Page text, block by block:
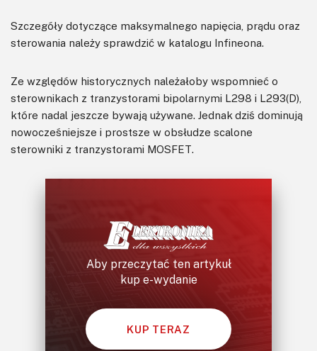
Szczegóły dotyczące maksymalnego napięcia, prądu oraz
sterowania należy sprawdzić w katalogu Infineona.
Ze względów historycznych należałoby wspomnieć o
sterownikach z tranzystorami bipolarnymi L298 i L293(D),
które nadal jeszcze bywają używane. Jednak dziś dominują
nowocześniejsze i prostsze w obsłudze scalone
sterowniki z tranzystorami MOSFET.
Aby przeczytać ten artykuł
kup e-wydanie
KUP TERAZ